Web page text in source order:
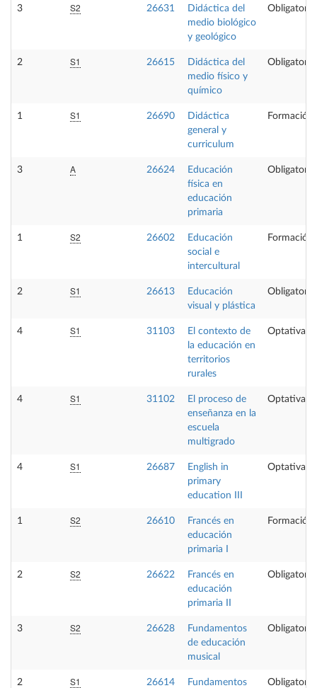
3 S2 26631
Didáctica del
medio biológico
y geológico
Obligatoria
2 S1 26615
Didáctica del
medio físico y
químico
Obligatoria
1 S1 26690
Didáctica
general y
curriculum
Formación
3 A 26624
Educación
física en
educación
primaria
Obligatoria
1 S2 26602
Educación
social e
intercultural
Formación
2 S1 26613
Educación
visual y plástica
Obligatoria
4 S1 31103
El contexto de
la educación en
territorios
rurales
Optativa
4 S1 31102
El proceso de
enseñanza en la
escuela
multigrado
Optativa
4 S1 26687
English in
primary
education III
Optativa
1 S2 26610
Francés en
educación
primaria I
Formación
2 S2 26622
Francés en
educación
primaria II
Obligatoria
3 S2 26628
Fundamentos
de educación
musical
Obligatoria
2 S1 26614
Fundamentos
Obligatoria